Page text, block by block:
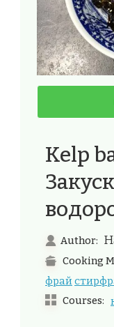
Kelp
Author:
Cooking
фрай
Courses: